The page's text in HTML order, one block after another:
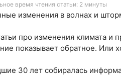
время чтения статьи: 2 минуты
изменения в волнах и
про изменения климата и
показывает обратное. Или
30 лет собиралась